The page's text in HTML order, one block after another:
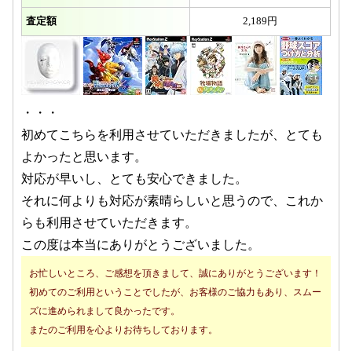
査定額 2,189円
・・・
初めてこちらを利用させていただきましたが、とても
よかったと思います。
対応が早いし、とても安心できました。
それに何よりも対応が素晴らしいと思うので、これか
らも利用させていただきます。
この度は本当にありがとうございました。
お忙しいところ、ご感想を頂きまして、誠にありがとうございます！
初めてのご利用ということでしたが、お客様のご協力もあり、スムー
ズに進められまして良かったです。
またのご利用を心よりお待ちしております。